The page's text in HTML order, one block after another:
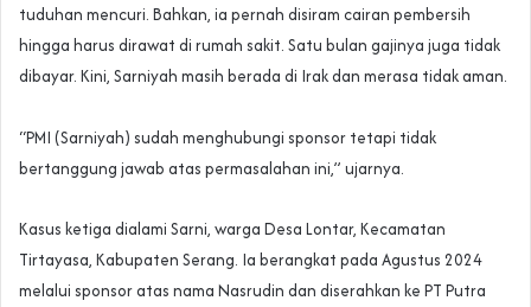
tuduhan mencuri. Bahkan, ia pernah disiram cairan pembersih
hingga harus dirawat di rumah sakit. Satu bulan gajinya juga tidak
dibayar. Kini, Sarniyah masih berada di Irak dan merasa tidak aman.
“PMI (Sarniyah) sudah menghubungi sponsor tetapi tidak
bertanggung jawab atas permasalahan ini,” ujarnya.
‎Kasus ketiga dialami Sarni, warga Desa Lontar, Kecamatan
Tirtayasa, Kabupaten Serang. Ia berangkat pada Agustus 2024
melalui sponsor atas nama Nasrudin dan diserahkan ke PT Putra